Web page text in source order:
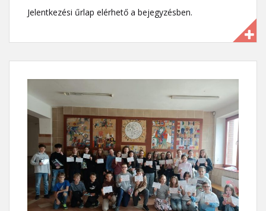
Jelentkezési űrlap elérhető a bejegyzésben.